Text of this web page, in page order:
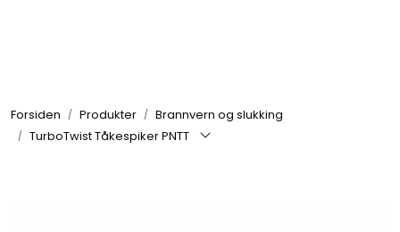
Forsiden Produkter
Brannvern og slukking
TurboTwist Tåkespiker PNTT
Produkter